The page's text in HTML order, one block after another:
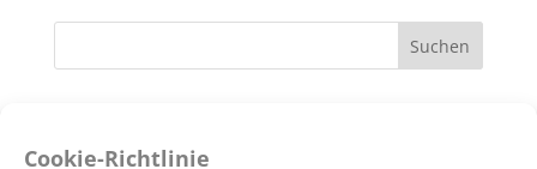
Cookie-Richtlinie